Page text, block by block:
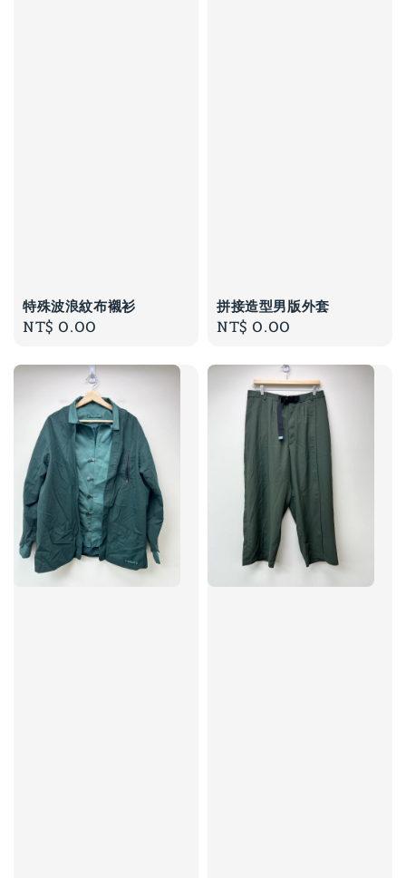
特殊波浪紋布襯衫
Regular
NT$ 0.00
拼接造型男版外套
Regular
NT$ 0.00